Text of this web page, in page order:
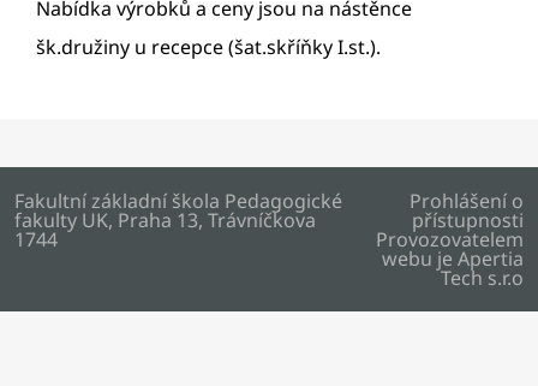
Nabídka výrobků a ceny jsou na nástěnce
šk.družiny u recepce (šat.skříňky I.st.).
Fakultní základní škola Pedagogické
fakulty UK, Praha 13, Trávníčkova
1744
Prohlášení o
přístupnosti
Provozovatelem
webu je Apertia
Tech s.r.o